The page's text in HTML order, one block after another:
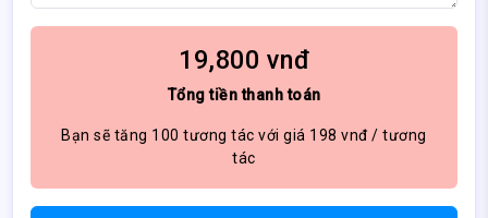
19,800 vnđ
Tổng tiền thanh toán
Bạn sẽ tăng 100 tương tác với giá 198 vnđ / tương
tác